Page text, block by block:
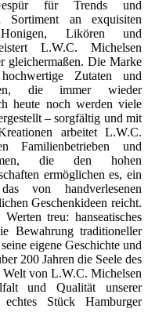
für Trends und
Sortiment an exquisiten
Honigen, Likören und
L.W.C. Michelsen
gleichermaßen. Die Marke
Zutaten und
die immer wieder
heute noch werden viele
– sorgfältig und mit
arbeitet L.W.C.
Familienbetrieben und
die den hohen
ermöglichen es, ein
von handverlesenen
Geschenkideen reicht.
treu: hanseatisches
Bewahrung traditioneller
eigene Geschichte und
200 Jahren die Seele des
Welt von L.W.C. Michelsen
und Qualität unserer
Stück Hamburger